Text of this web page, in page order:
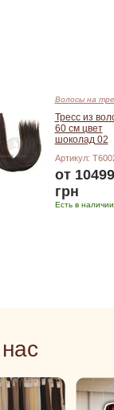
Волосы на
Тресс из
60 см цвет
шоколад 02
Артикул:
от 10499
грн
Есть в наличии